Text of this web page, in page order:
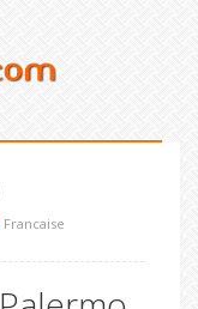
Francaise